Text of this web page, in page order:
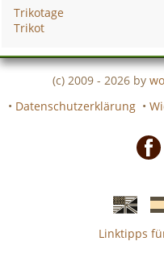
Trikotage
Trikot
(c) 2009 - 2026 by
• Datenschutzerklärung •
Englische
Linktipps